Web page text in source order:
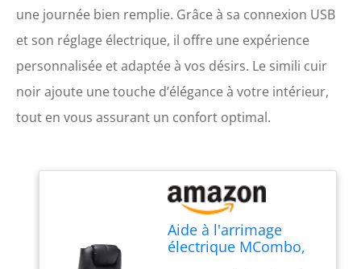
une journée bien remplie. Grâce à sa connexion USB
et son réglage électrique, il offre une expérience
personnalisée et adaptée à vos désirs. Le simili cuir
noir ajoute une touche d’élégance à votre intérieur,
tout en vous assurant un confort optimal.
Aide à l'arrimage
électrique MCombo,